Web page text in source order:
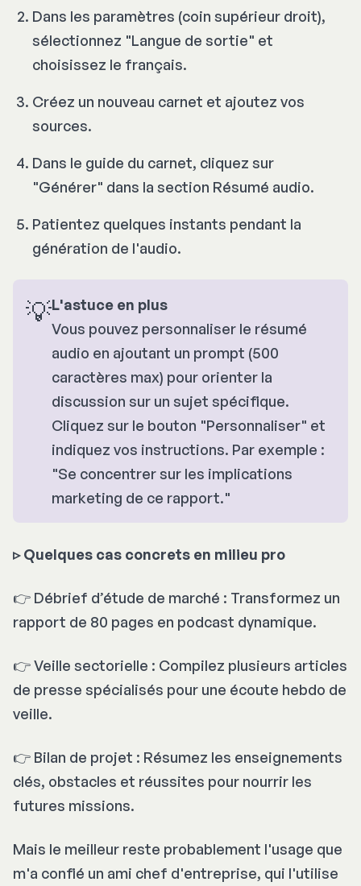
Dans les paramètres (coin supérieur droit),
sélectionnez "Langue de sortie" et
choisissez le français.
Créez un nouveau carnet et ajoutez vos
sources.
Dans le guide du carnet, cliquez sur
"Générer" dans la section Résumé audio.
Patientez quelques instants pendant la
génération de l'audio.​
💡L'astuce en plus
Vous pouvez personnaliser le résumé
audio en ajoutant un prompt (500
caractères max) pour orienter la
discussion sur un sujet spécifique.
Cliquez sur le bouton "Personnaliser" et
indiquez vos instructions. Par exemple :
"Se concentrer sur les implications
marketing de ce rapport."​
▹ Quelques cas concrets en milieu pro
👉 Débrief d’étude de marché : Transformez un
rapport de 80 pages en podcast dynamique.
👉 Veille sectorielle : Compilez plusieurs articles
de presse spécialisés pour une écoute hebdo de
veille.
👉 Bilan de projet : Résumez les enseignements
clés, obstacles et réussites pour nourrir les
futures missions.
Mais le meilleur reste probablement l'usage que
m'a confié un ami chef d'entreprise, qui l'utilise